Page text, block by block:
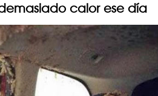
calor ese día